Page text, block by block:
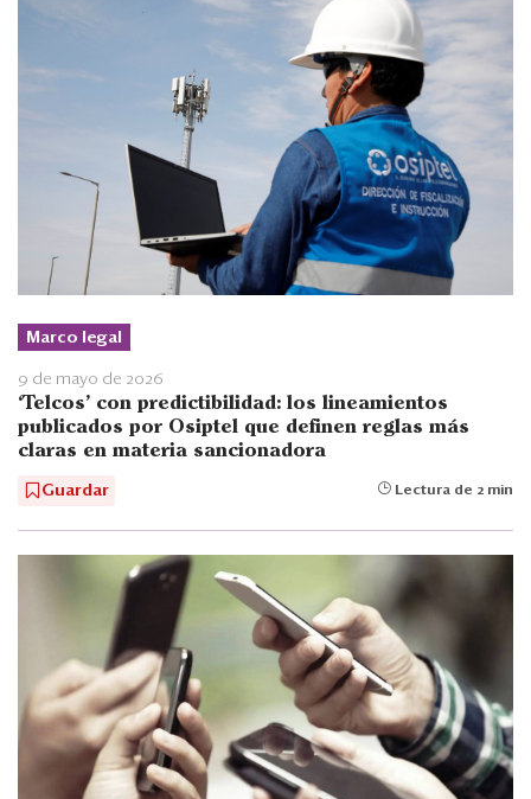
Marco legal
9 de mayo de 2026
‘Telcos’ con predictibilidad: los lineamientos
publicados por Osiptel que definen reglas más
claras en materia sancionadora
Guardar Lectura de 2 min